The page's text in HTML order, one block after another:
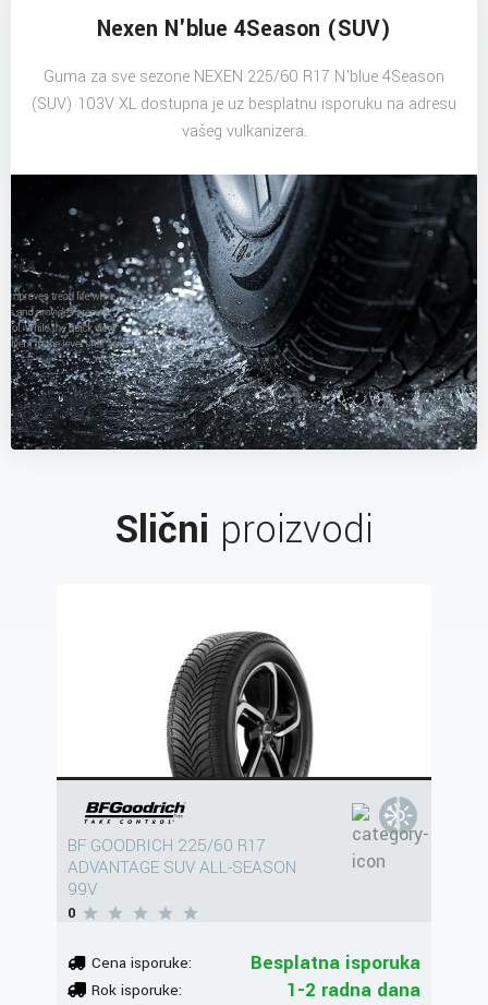
Nexen N'blue 4Season (SUV)
Guma za sve sezone NEXEN 225/60 R17 N'blue 4Season
(SUV) 103V XL dostupna je uz besplatnu isporuku na adresu
vašeg vulkanizera.
Slični proizvodi
BF GOODRICH 225/60 R17
ADVANTAGE SUV ALL-SEASON
99V
0
Cena isporuke: Besplatna isporuka
Rok isporuke: 1-2 radna dana